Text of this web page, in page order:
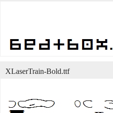
XLaserTrain-Bold.ttf